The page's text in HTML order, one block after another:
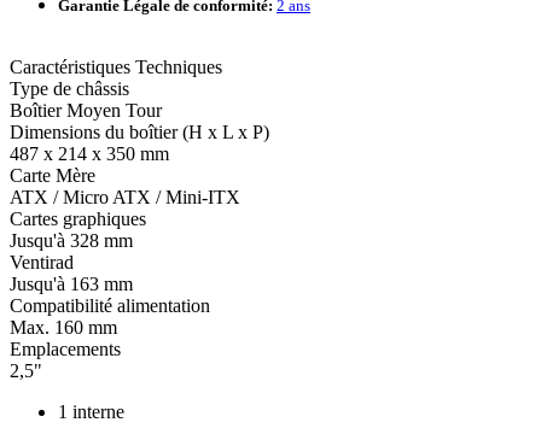
Garantie Légale de conformité: 2 ans
Caractéristiques Techniques
Type de châssis
Boîtier Moyen Tour
Dimensions du boîtier (H x L x P)
487 x 214 x 350 mm
Carte Mère
ATX / Micro ATX / Mini-ITX
Cartes graphiques
Jusqu'à 328 mm
Ventirad
Jusqu'à 163 mm
Compatibilité alimentation
Max. 160 mm
Emplacements
2,5"
1 interne